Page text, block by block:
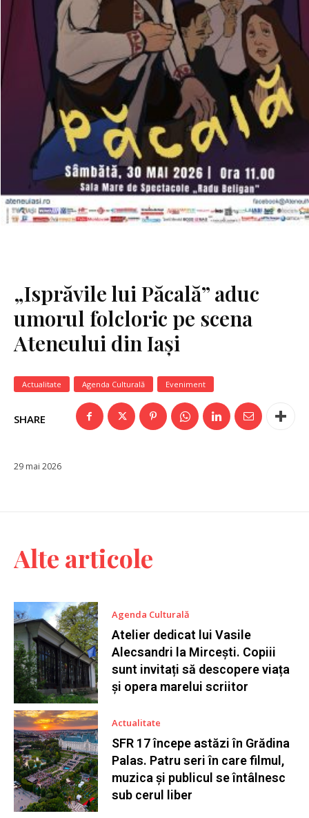
„Isprăvile lui Păcală” aduc
umorul folcloric pe scena
Ateneului din Iași
Actualitate Agenda Culturală Eveniment
SHARE
29 mai 2026
Alte articole
Agenda Culturală
Atelier dedicat lui Vasile
Alecsandri la Mircești. Copiii
sunt invitați să descopere viața
și opera marelui scriitor
Actualitate
SFR 17 începe astăzi în Grădina
Palas. Patru seri în care filmul,
muzica și publicul se întâlnesc
sub cerul liber